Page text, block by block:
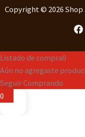
Copyright © 2026
Listado de compra0
Aún no agregaste
Seguir Comprando
0